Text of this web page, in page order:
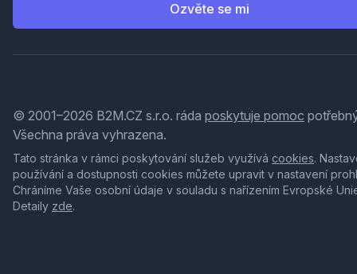
Ozvěte se mi
© 2001–2026 B2M.CZ s.r.o. ráda poskytuje pomoc
Všechna práva vyhrazena.
Tato stránka v rámci poskytování služeb využívá cookies.
používání a dostupnosti cookies můžete upravit v nastavení
Chráníme Vaše osobní údaje v souladu s nařízením Evropské
Detaily zde.